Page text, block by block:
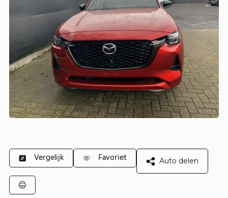
Vergelijk Favoriet Auto delen